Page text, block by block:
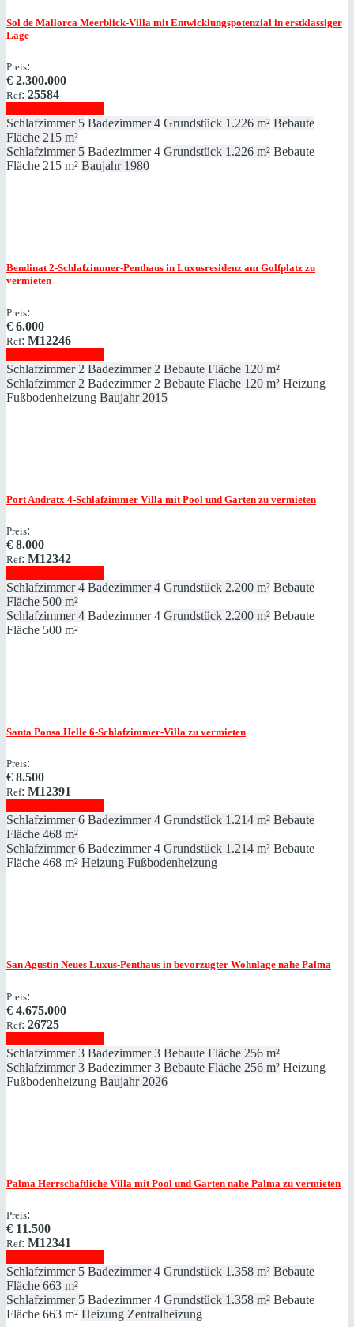
Sol de Mallorca Meerblick-Villa mit Entwicklungspotenzial in erstklassiger
Lage
Preis:
€ 2.300.000
Ref: 25584
Schlafzimmer 5 Badezimmer 4 Grundstück 1.226 m² Bebaute
Fläche 215 m²
Schlafzimmer 5 Badezimmer 4 Grundstück 1.226 m² Bebaute
Fläche 215 m² Baujahr 1980
Bendinat2-Schlafzimmer-Penthaus in Luxusresidenz am Golfplatz zu
vermieten
Preis:
€ 6.000
Ref: M12246
Schlafzimmer 2 Badezimmer 2 Bebaute Fläche 120 m²
Schlafzimmer 2 Badezimmer 2 Bebaute Fläche 120 m² Heizung
Fußbodenheizung Baujahr 2015
Port Andratx 4-Schlafzimmer Villa mit Pool und Garten zu vermieten
Preis:
€ 8.000
Ref: M12342
Schlafzimmer 4 Badezimmer 4 Grundstück 2.200 m² Bebaute
Fläche 500 m²
Schlafzimmer 4 Badezimmer 4 Grundstück 2.200 m² Bebaute
Fläche 500 m²
Santa Ponsa Helle 6-Schlafzimmer-Villa zu vermieten
Preis:
€ 8.500
Ref: M12391
Schlafzimmer 6 Badezimmer 4 Grundstück 1.214 m² Bebaute
Fläche 468 m²
Schlafzimmer 6 Badezimmer 4 Grundstück 1.214 m² Bebaute
Fläche 468 m² Heizung Fußbodenheizung
San Agustin Neues Luxus-Penthaus in bevorzugter Wohnlage nahe Palma
Preis:
€ 4.675.000
Ref: 26725
Schlafzimmer 3 Badezimmer 3 Bebaute Fläche 256 m²
Schlafzimmer 3 Badezimmer 3 Bebaute Fläche 256 m² Heizung
Fußbodenheizung Baujahr 2026
Palma Herrschaftliche Villa mit Pool und Garten nahe Palma zu vermieten
Preis:
€ 11.500
Ref: M12341
Schlafzimmer 5 Badezimmer 4 Grundstück 1.358 m² Bebaute
Fläche 663 m²
Schlafzimmer 5 Badezimmer 4 Grundstück 1.358 m² Bebaute
Fläche 663 m² Heizung Zentralheizung